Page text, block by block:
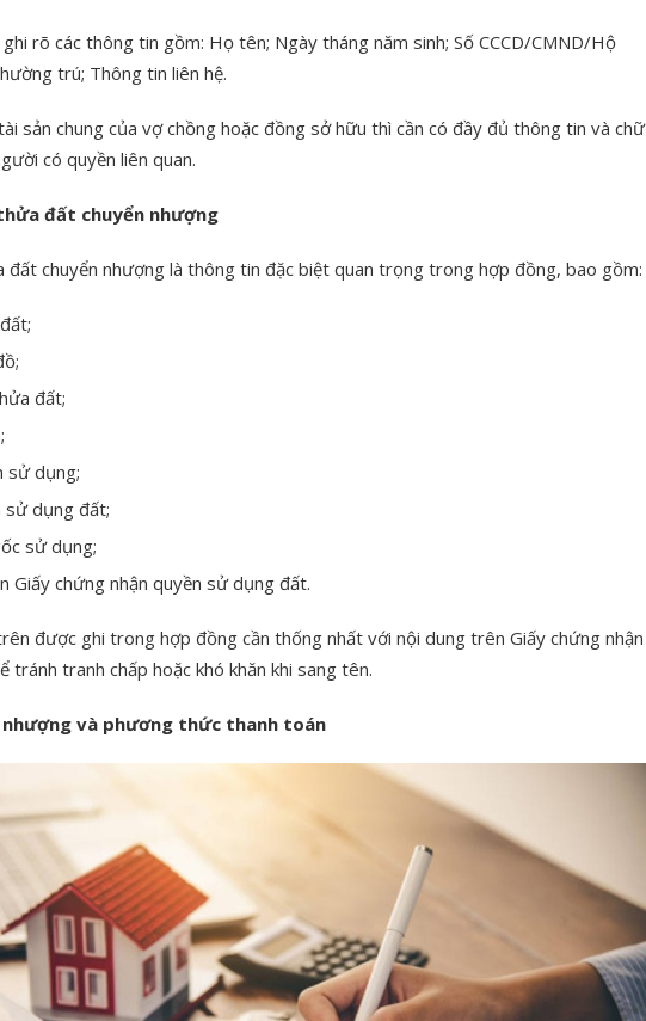
rõ các thông tin gồm: Họ tên; Ngày tháng năm sinh; Số CCCD/CMND/Hộ
trú; Thông tin liên hệ.
sản chung của vợ chồng hoặc đồng sở hữu thì cần có đầy đủ thông tin và chữ
có quyền liên quan.
đất chuyển nhượng
đất chuyển nhượng là thông tin đặc biệt quan trọng trong hợp đồng, bao gồm:
đất;
sử dụng;
sử dụng đất;
sử dụng;
Giấy chứng nhận quyền sử dụng đất.
được ghi trong hợp đồng cần thống nhất với nội dung trên Giấy chứng nhận
tránh tranh chấp hoặc khó khăn khi sang tên.
nhượng và phương thức thanh toán